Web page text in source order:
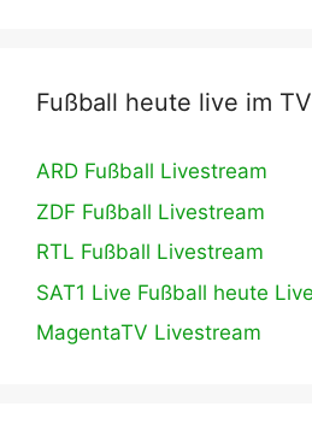
Fußball heute live im
ARD Fußball Livestream
ZDF Fußball Livestream
RTL Fußball Livestream
SAT1 Live Fußball heute
MagentaTV Livestream